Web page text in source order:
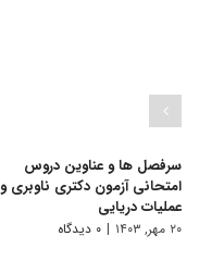
سرفصل ها و عناوین دروس
امتحانی آزمون دکتری ناوبری و
عملیات دریایی
۲۰ مهر, ۱۴۰۳ | ۰ دیدگاه